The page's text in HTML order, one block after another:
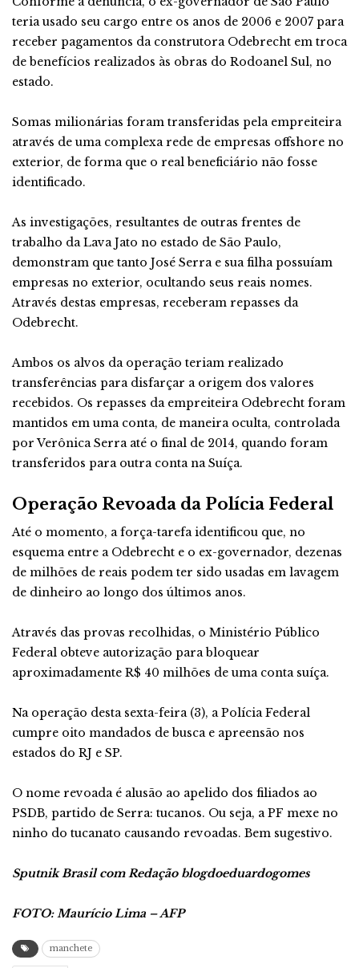
teria usado seu cargo entre os anos de 2006 e 2007 para
receber pagamentos da construtora Odebrecht em troca
de benefícios realizados às obras do Rodoanel Sul, no
estado.
Somas milionárias foram transferidas pela empreiteira
através de uma complexa rede de empresas offshore no
exterior, de forma que o real beneficiário não fosse
identificado.
As investigações, resultantes de outras frentes de
trabalho da Lava Jato no estado de São Paulo,
demonstram que tanto José Serra e sua filha possuíam
empresas no exterior, ocultando seus reais nomes.
Através destas empresas, receberam repasses da
Odebrecht.
Ambos os alvos da operação teriam realizado
transferências para disfarçar a origem dos valores
recebidos. Os repasses da empreiteira Odebrecht foram
mantidos em uma conta, de maneira oculta, controlada
por Verônica Serra até o final de 2014, quando foram
transferidos para outra conta na Suíça.
Operação Revoada da Polícia Federal
Até o momento, a força-tarefa identificou que, no
esquema entre a Odebrecht e o ex-governador, dezenas
de milhões de reais podem ter sido usadas em lavagem
de dinheiro ao longo dos últimos anos.
Através das provas recolhidas, o Ministério Público
Federal obteve autorização para bloquear
aproximadamente R$ 40 milhões de uma conta suíça.
Na operação desta sexta-feira (3), a Polícia Federal
cumpre oito mandados de busca e apreensão nos
estados do RJ e SP.
O nome revoada é alusão ao apelido dos filiados ao
PSDB, partido de Serra: tucanos. Ou seja, a PF mexe no
ninho do tucanato causando revoadas. Bem sugestivo.
Sputnik Brasil com Redação blogdoeduardogomes
FOTO: Maurício Lima – AFP
manchete